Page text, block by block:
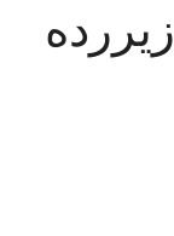
این رده ۵ زیرردۀ زیر را دارد، این رده در کل ۵ زیررده